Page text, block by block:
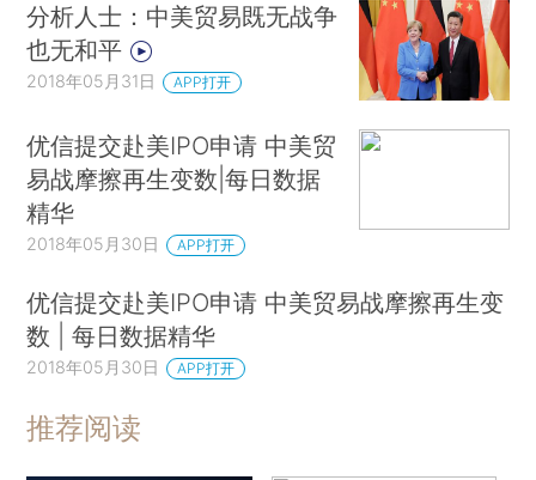
分析人士：中美贸易既无战争
也无和平
2018年05月31日 APP打开
优信提交赴美IPO申请 中美贸
易战摩擦再生变数|每日数据
精华
2018年05月30日 APP打开
优信提交赴美IPO申请 中美贸易战摩擦再生变
数 | 每日数据精华
2018年05月30日 APP打开
推荐阅读